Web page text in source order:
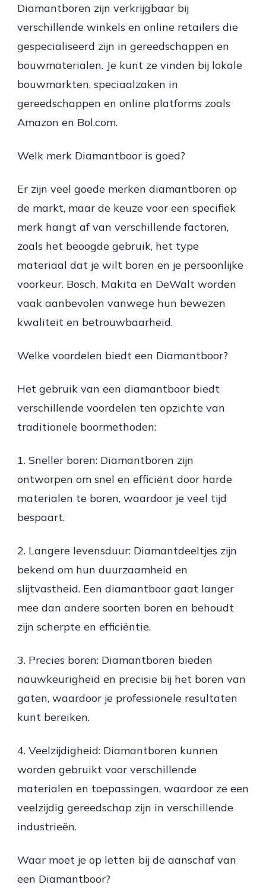
Diamantboren zijn verkrijgbaar bij
verschillende winkels en online retailers die
gespecialiseerd zijn in gereedschappen en
bouwmaterialen. Je kunt ze vinden bij lokale
bouwmarkten, speciaalzaken in
gereedschappen en online platforms zoals
Amazon en Bol.com.
Welk merk Diamantboor is goed?
Er zijn veel goede merken diamantboren op
de markt, maar de keuze voor een specifiek
merk hangt af van verschillende factoren,
zoals het beoogde gebruik, het type
materiaal dat je wilt boren en je persoonlijke
voorkeur. Bosch, Makita en DeWalt worden
vaak aanbevolen vanwege hun bewezen
kwaliteit en betrouwbaarheid.
Welke voordelen biedt een Diamantboor?
Het gebruik van een diamantboor biedt
verschillende voordelen ten opzichte van
traditionele boormethoden:
1. Sneller boren: Diamantboren zijn
ontworpen om snel en efficiënt door harde
materialen te boren, waardoor je veel tijd
bespaart.
2. Langere levensduur: Diamantdeeltjes zijn
bekend om hun duurzaamheid en
slijtvastheid. Een diamantboor gaat langer
mee dan andere soorten boren en behoudt
zijn scherpte en efficiëntie.
3. Precies boren: Diamantboren bieden
nauwkeurigheid en precisie bij het boren van
gaten, waardoor je professionele resultaten
kunt bereiken.
4. Veelzijdigheid: Diamantboren kunnen
worden gebruikt voor verschillende
materialen en toepassingen, waardoor ze een
veelzijdig gereedschap zijn in verschillende
industrieën.
Waar moet je op letten bij de aanschaf van
een Diamantboor?